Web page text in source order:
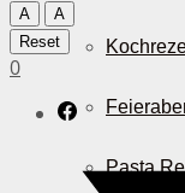
Pasta
A
A
Reset
0